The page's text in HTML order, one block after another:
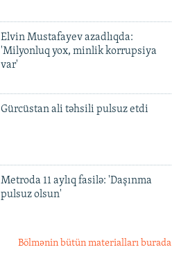
Elvin Mustafayev azadlıqda:
'Milyonluq yox, minlik korrupsiya
var'
Gürcüstan ali təhsili pulsuz etdi
Metroda 11 aylıq fasilə: 'Daşınma
pulsuz olsun'
Bölmənin bütün materialları burada